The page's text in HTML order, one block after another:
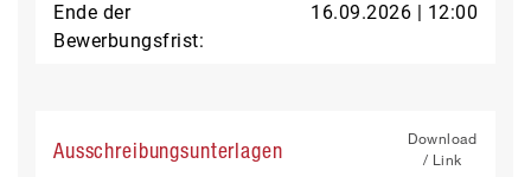
Ende der
Bewerbungsfrist:
16.09.2026 | 12:00
Ausschreibungsunterlagen
Download
/ Link